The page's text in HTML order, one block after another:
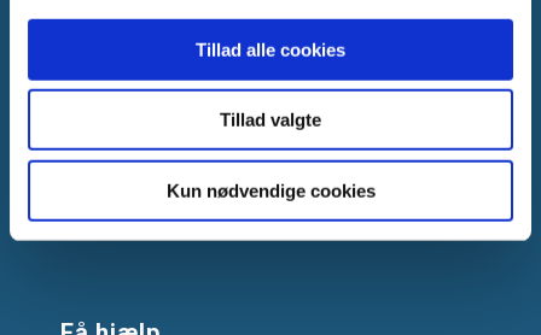
Tillad alle cookies
Tillad valgte
Kun nødvendige cookies
Tlf.:+45 44 85 90 00